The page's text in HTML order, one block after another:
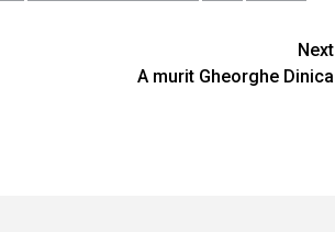
Next
A murit Gheorghe Dinica